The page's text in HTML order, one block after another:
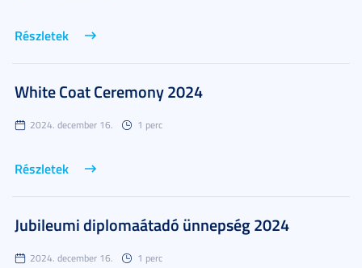
Részletek
White Coat Ceremony 2024
2024. december 16. 1 perc
Részletek
Jubileumi diplomaátadó ünnepség 2024
2024. december 16. 1 perc